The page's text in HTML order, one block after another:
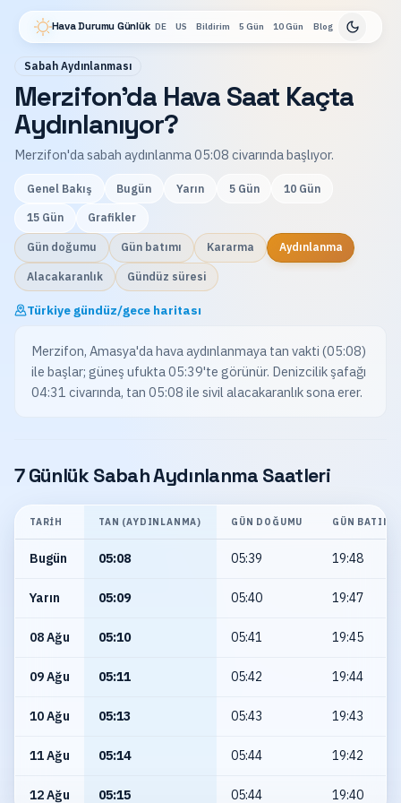
Hava Durumu Günlük DE US Bildirim 5 Gün 10 Gün Blog
Sabah Aydınlanması
Merzifon'da Hava Saat Kaçta
Aydınlanıyor?
Merzifon'da sabah aydınlanma 05:08 civarında başlıyor.
Genel Bakış Bugün Yarın 5 Gün 10 Gün
15 Gün Grafikler
Gün doğumu Gün batımı Kararma Aydınlanma
Alacakaranlık Gündüz süresi
Türkiye gündüz/gece haritası
Merzifon, Amasya'da hava aydınlanmaya tan vakti (05:08)
ile başlar; güneş ufukta 05:39'te görünür. Denizcilik şafağı
04:31 civarında, tan 05:08 ile sivil alacakaranlık sona erer.
7 Günlük Sabah Aydınlanma Saatleri
TARIH TAN (AYDINLANMA) GÜN DOĞUMU GÜN BATIMI
Bugün 05:08 05:39 19:48
Yarın 05:09 05:40 19:47
08 Ağu 05:10 05:41 19:45
09 Ağu 05:11 05:42 19:44
10 Ağu 05:13 05:43 19:43
11 Ağu 05:14 05:44 19:42
12 Ağu 05:15 05:44 19:40